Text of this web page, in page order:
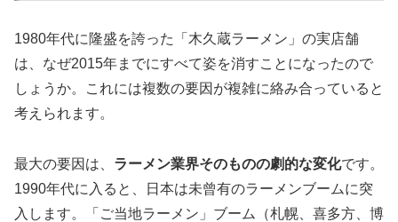
1980年代に隆盛を誇った「木久蔵ラーメン」の実店舗
は、なぜ2015年までにすべて姿を消すことになったので
しょうか。これには複数の要因が複雑に絡み合っていると
考えられます。
最大の要因は、 ラーメン業界そのものの劇的な変化です。
1990年代に入ると、日本は未曾有のラーメンブームに突
入します。「ご当地ラーメン」ブーム（札幌、喜多方、博